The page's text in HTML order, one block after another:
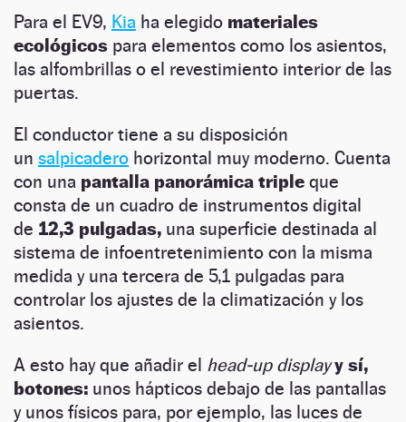
Para el EV9, Kia ha elegido materiales
ecológicos para elementos como los asientos,
las alfombrillas o el revestimiento interior de las
puertas.
El conductor tiene a su disposición
un salpicadero horizontal muy moderno. Cuenta
con una pantalla panorámica triple que
consta de un cuadro de instrumentos digital
de 12,3 pulgadas, una superficie destinada al
sistema de infoentretenimiento con la misma
medida y una tercera de 5,1 pulgadas para
controlar los ajustes de la climatización y los
asientos.
A esto hay que añadir el head-up displayy sí,
botones: unos hápticos debajo de las pantallas
y unos físicos para, por ejemplo, las luces de